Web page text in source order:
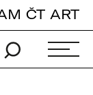
ČT ART